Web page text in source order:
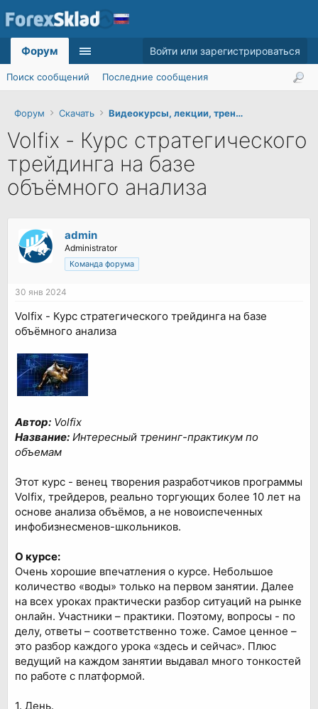
Форум Скачать Видеокурсы, лекции, тренинги
Volfix - Курс стратегического
трейдинга на базе
объёмного анализа
admin
Administrator
Команда форума
30 янв 2024
Volfix - Курс стратегического трейдинга на базе
объёмного анализа
Автор: Volfix
Название: Интересный тренинг-практикум по
объемам
Этот курс - венец творения разработчиков программы
Volfix, трейдеров, реально торгующих более 10 лет на
основе анализа объёмов, а не новоиспеченных
инфобизнесменов-школьников.
О курсе:
Очень хорошие впечатления о курсе. Небольшое
количество «воды» только на первом занятии. Далее
на всех уроках практически разбор ситуаций на рынке
онлайн. Участники – практики. Поэтому, вопросы - по
делу, ответы – соответственно тоже. Самое ценное –
это разбор каждого урока «здесь и сейчас». Плюс
ведущий на каждом занятии выдавал много тонкостей
по работе с платформой.
1. День.
Форум
Поиск сообщений Последние сообщения
Войти или зарегистрироваться